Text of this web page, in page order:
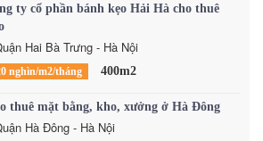
ty cổ phần bánh kẹo Hải Hà cho thuê
Hai Bà Trưng - Hà Nội
nghìn/m2/tháng 400m2
thuê mặt bằng, kho, xưởng ở Hà Đông
Hà Đông - Hà Nội